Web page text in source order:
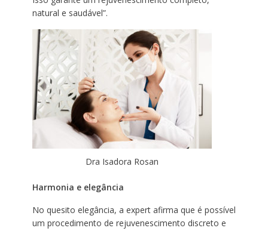
natural e saudável”.
Dra Isadora Rosan
Harmonia e elegância
No quesito elegância, a expert afirma que é possível
um procedimento de rejuvenescimento discreto e